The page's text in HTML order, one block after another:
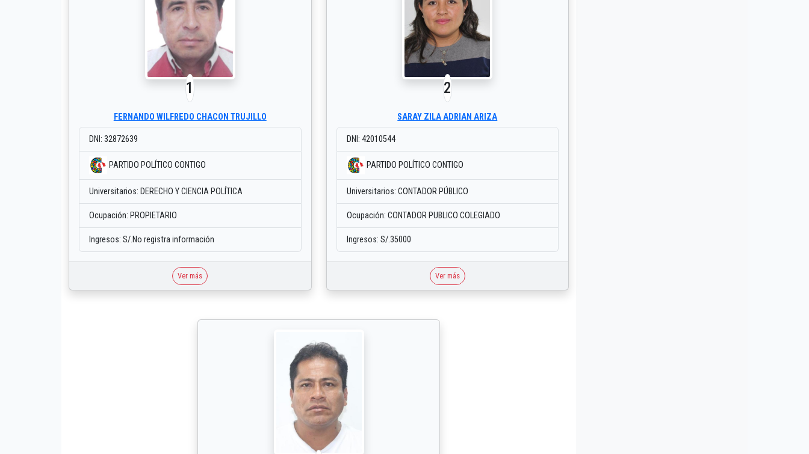
1
FERNANDO WILFREDO CHACON TRUJILLO
DNI: 32872639
PARTIDO POLÍTICO CONTIGO
Universitarios: DERECHO Y CIENCIA POLÍTICA
Ocupación: PROPIETARIO
Ingresos: S/.No registra información
Ver más
2
SARAY ZILA ADRIAN ARIZA
DNI: 42010544
PARTIDO POLÍTICO CONTIGO
Universitarios: CONTADOR PÚBLICO
Ocupación: CONTADOR PUBLICO COLEGIADO
Ingresos: S/.35000
Ver más